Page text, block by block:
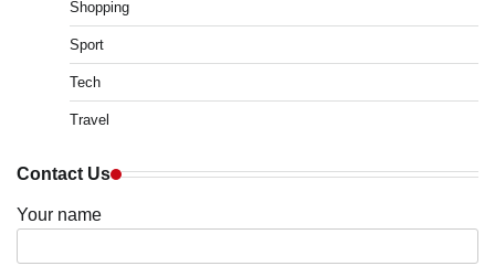
Shopping
Sport
Tech
Travel
Contact Us
Your name